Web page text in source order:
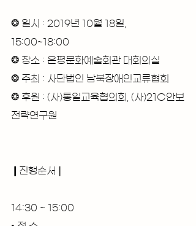
❂ 일시 : 2019년 10월 18일,
15:00~18:00
❂ 장소 : 은평문화예술회관 대회의실
❂ 주최 : 사단법인 남북장애인교류협회
❂ 후원 : (사)통일교육협의회, (사)21C안보
전략연구원
❙진행순서❘
14:30 ~ 15:00